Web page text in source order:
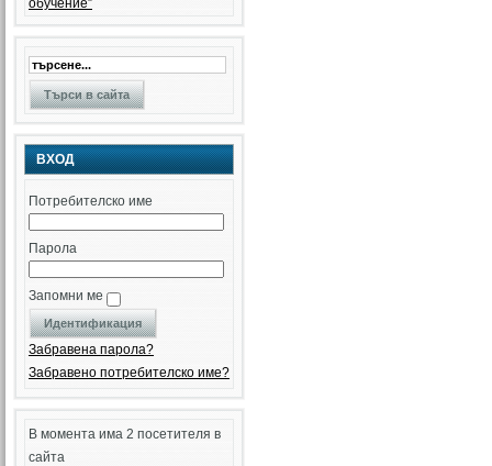
обучение”
ВХОД
Потребителско име
Парола
Запомни ме
Забравена парола?
Забравено потребителско име?
В момента има 2 посетителя в
сайта